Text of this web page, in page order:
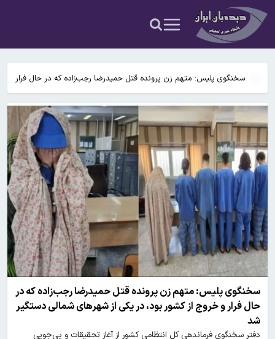
تقویت شبکه‌ی اطلاعات مردمی، برای مقابله‌ی مردم‌پایه با تهدیدات دشمن
مورد انتظار است
هوش مصنوعی لزوماً باعث تنبلی مغز می‌شود؟
ترامپ: از ایران غرامت مطالبه می‌کنم / دستور داده‌ام که این موضوع را
به‌طور جدی در مذاکره آینده وارد کنند
سخنگوی پلیس: متهم زن پرونده قتل حمیدرضا رجب‌زاده که در حال فرار
و خروج از کشور بود، در یکی از شهر‌های شمالی دستگیر شد
انتصاب سردار مصطفی ایزدی به سمت جانشین فرمانده کل سپاه
پاسداران
آیت الله خامنه ای خطاب به حسین طائب، رئیس سازمان بسیج سپاه:
تقویت شبکه‌ی اطلاعات مردمی، برای مقابله‌ی مردم‌پایه با تهدیدات دشمن
مورد انتظار است
هوش مصنوعی لزوماً باعث تنبلی مغز می‌شود؟
ترامپ: از ایران غرامت مطالبه می‌کنم / دستور داده‌ام که این موضوع را
به‌طور جدی در مذاکره آینده وارد کنند
سخنگوی پلیس: متهم زن پرونده قتل حمیدرضا رجب‌زاده که در
حال فرار و خروج از کشور بود، در یکی از شهر‌های شمالی دستگیر
شد
دفتر سخنگوی فرماندهی کل انتظامی کشور از آغاز تحقیقات و پی‌جویی